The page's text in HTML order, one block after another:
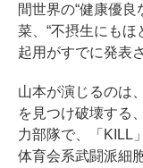
間世界の“健康優
菜、“不摂生にもほ
起用がすでに発表
山本が演じるのは
を見つけ破壊する
力部隊で、「KILL
体育会系武闘派細